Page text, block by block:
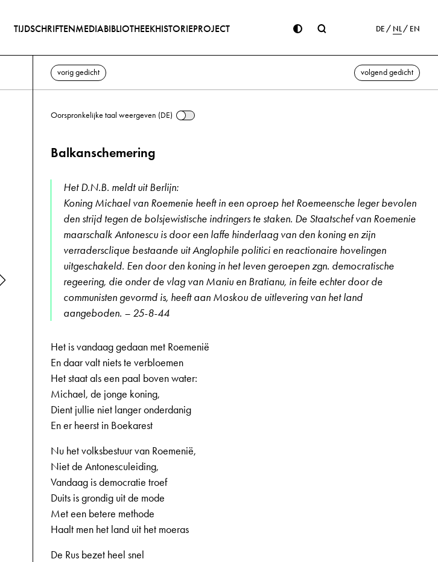
TIJDSCHRIFTENMEDIABIBLIOTHEEKHISTORIEPROJECT DE NL EN
vorig gedicht volgend gedicht
Oorspronkelijke taal weergeven (DE)
Balkanschemering
Het D.N.B. meldt uit Berlijn:
Koning Michael van Roemenie heeft in een oproep het Roemeensche leger bevolen
den strijd tegen de bolsjewistische indringers te staken. De Staatschef van Roemenie
maarschalk Antonescu is door een laffe hinderlaag van den koning en zijn
verradersclique bestaande uit Anglophile politici en reactionaire hovelingen
uitgeschakeld. Een door den koning in het leven geroepen zgn. democratische
regeering, die onder de vlag van Maniu en Bratianu, in feite echter door de
communisten gevormd is, heeft aan Moskou de uitlevering van het land
aangeboden. – 25-8-44
Het is vandaag gedaan met Roemenië
En daar valt niets te verbloemen
Het staat als een paal boven water:
Michael, de jonge koning,
Dient jullie niet langer onderdanig
En er heerst in Boekarest
Nu het volksbestuur van Roemenië,
Niet de Antonesculeiding,
Vandaag is democratie troef
Duits is grondig uit de mode
Met een betere methode
Haalt men het land uit het moeras
De Rus bezet heel snel